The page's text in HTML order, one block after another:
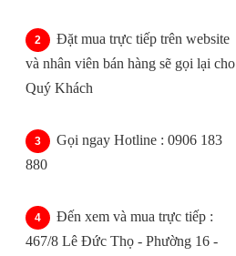
Đặt mua trực tiếp trên website
và nhân viên bán hàng sẽ gọi lại cho
Quý Khách
Gọi ngay Hotline : 0906 183
880
Đến xem và mua trực tiếp :
467/8 Lê Đức Thọ - Phường 16 -